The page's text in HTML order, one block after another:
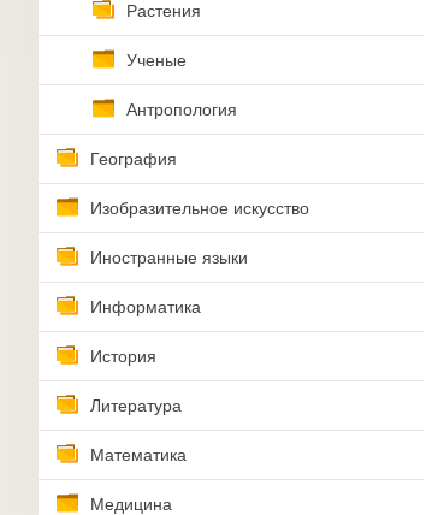
Растения
Ученые
Антропология
География
Изобразительное искусство
Иностранные языки
Информатика
История
Литература
Математика
Медицина